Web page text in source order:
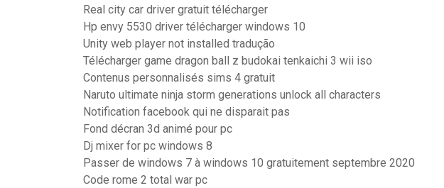
Real city car driver gratuit télécharger
Hp envy 5530 driver télécharger windows 10
Unity web player not installed tradução
Télécharger game dragon ball z budokai tenkaichi 3 wii iso
Contenus personnalisés sims 4 gratuit
Naruto ultimate ninja storm generations unlock all characters
Notification facebook qui ne disparait pas
Fond décran 3d animé pour pc
Dj mixer for pc windows 8
Passer de windows 7 à windows 10 gratuitement septembre 2020
Code rome 2 total war pc